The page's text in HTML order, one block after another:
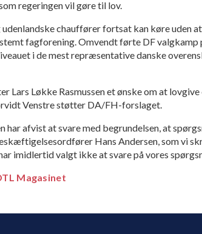
regeringen vil gøre til lov.
chauffører fortsat kan køre uden
fagforening. Omvendt førte DF
i de mest repræsentative danske
Lars Løkke Rasmussen et ønske om at
Venstre støtter DA/FH-forslaget.
afvist at svare med begrun­delsen, at
Hans Andersen, som vi
imidlertid valgt ikke at svare på vores
Magasinet